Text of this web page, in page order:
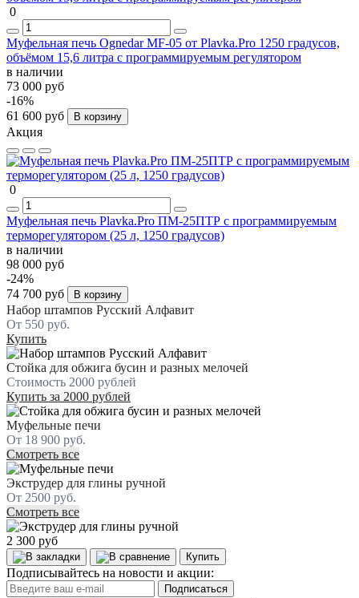
0
Муфельная печь Ognedar MF-05 от Plavka.Pro 1250 градусов,
объёмом 15,6 литра с программируемым регулятором
в наличии
73 000 руб
-16%
61 600 руб
В корзину
Акция
0
Муфельная печь Plavka.Pro ПМ-25ПТР с программируемым
терморегулятором (25 л, 1250 градусов)
в наличии
98 000 руб
-24%
74 700 руб
В корзину
Набор штампов Русский Алфавит
От 550 руб.
Купить
Стойка для обжига бусин и разных мелочей
Стоимость 2000 рублей
Купить за 2000 рублей
Муфельные печи
От 18 900 руб.
Смотреть все
Экструдер для глины ручной
От 2500 руб.
Смотреть все
2 300 руб
Купить
Подписывайтесь на новости и акции:
Подписаться